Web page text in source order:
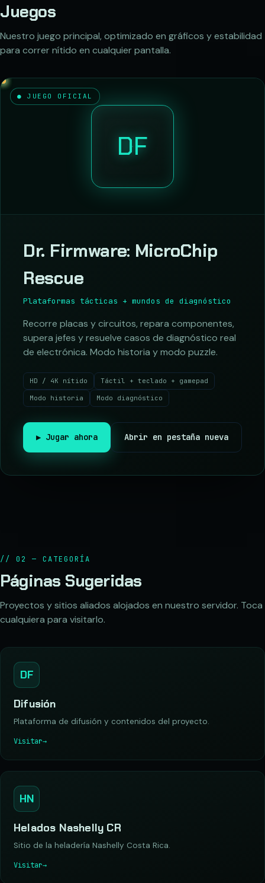
Juegos
Nuestro juego principal, optimizado en gráficos y estabilidad
para correr nítido en cualquier pantalla.
● JUEGO OFICIAL
DF
Dr. Firmware: MicroChip
Rescue
Plataformas tácticas + mundos de diagnóstico
Recorre placas y circuitos, repara componentes,
supera jefes y resuelve casos de diagnóstico real
de electrónica. Modo historia y modo puzzle.
HD / 4K nítido Táctil + teclado + gamepad
Modo historia Modo diagnóstico
▶ Jugar ahora Abrir en pestaña nueva
// 02 — CATEGORÍA
Páginas Sugeridas
Proyectos y sitios aliados alojados en nuestro servidor. Toca
cualquiera para visitarlo.
DF
Difusión
Plataforma de difusión y contenidos del proyecto.
Visitar→
HN
Helados Nashelly CR
Sitio de la heladería Nashelly Costa Rica.
Visitar→